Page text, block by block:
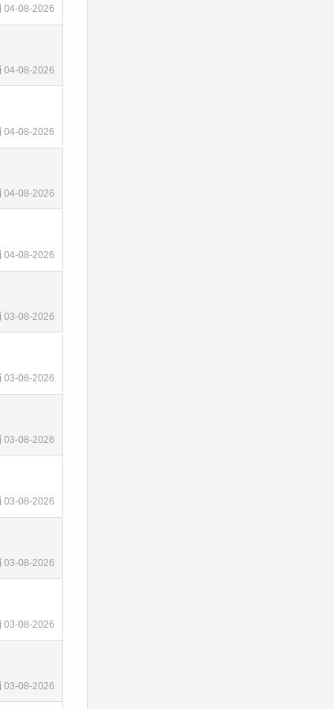
04-08-2026
04-08-2026
04-08-2026
04-08-2026
04-08-2026
03-08-2026
03-08-2026
03-08-2026
03-08-2026
03-08-2026
03-08-2026
03-08-2026